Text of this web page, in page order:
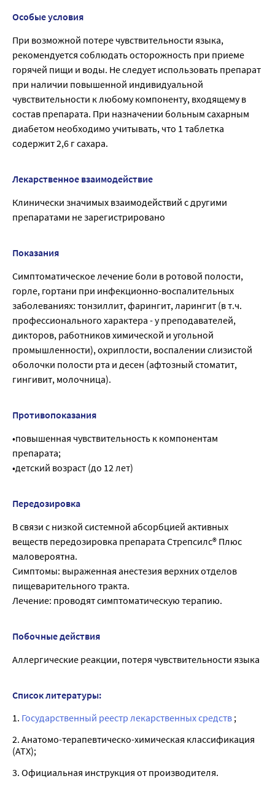
Особые условия
При возможной потере чувствительности языка,
рекомендуется соблюдать осторожность при приеме
горячей пищи и воды. Не следует использовать препарат
при наличии повышенной индивидуальной
чувствительности к любому компоненту, входящему в
состав препарата. При назначении больным сахарным
диабетом необходимо учитывать, что 1 таблетка
содержит 2,6 г сахара.
Лекарственное взаимодействие
Клинически значимых взаимодействий с другими
препаратами не зарегистрировано
Показания
Симптоматическое лечение боли в ротовой полости,
горле, гортани при инфекционно-воспалительных
заболеваниях: тонзиллит, фарингит, ларингит (в т.ч.
профессионального характера - у преподавателей,
дикторов, работников химической и угольной
промышленности), охриплости, воспалении слизистой
оболочки полости рта и десен (афтозный стоматит,
гингивит, молочница).
Противопоказания
•повышенная чувствительность к компонентам
препарата;
•детский возраст (до 12 лет)
Передозировка
В связи с низкой системной абсорбцией активных
веществ передозировка препарата Стрепсилс® Плюс
маловероятна.
Симптомы: выраженная анестезия верхних отделов
пищеварительного тракта.
Лечение: проводят симптоматическую терапию.
Побочные действия
Аллергические реакции, потеря чувствительности языка
Список литературы:
1. Государственный реестр лекарственных средств ;
2. Анатомо-терапевтическо-химическая классификация
(ATX);
3. Официальная инструкция от производителя.